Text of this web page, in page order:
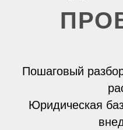
Пошаговый
Юридическая